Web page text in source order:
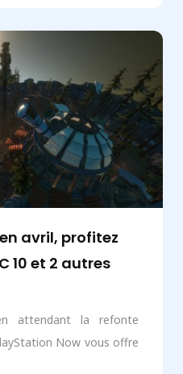
avril, profitez
10 et 2 autres
attendant la refonte
Now vous offre